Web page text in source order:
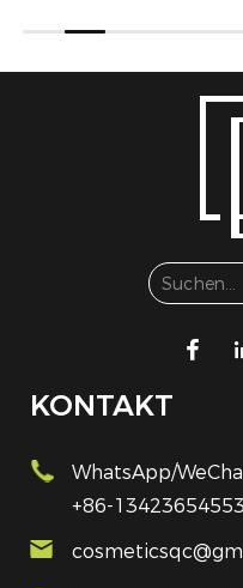
KONTAKT
WhatsApp/
+86-13423654553